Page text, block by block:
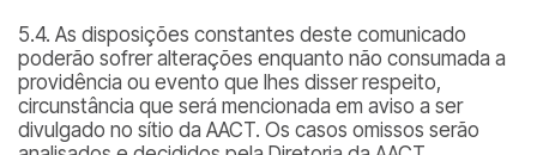
5.4. As disposições constantes deste comunicado
poderão sofrer alterações enquanto não consumada a
providência ou evento que lhes disser respeito,
circunstância que será mencionada em aviso a ser
divulgado no sítio da AACT. Os casos omissos serão